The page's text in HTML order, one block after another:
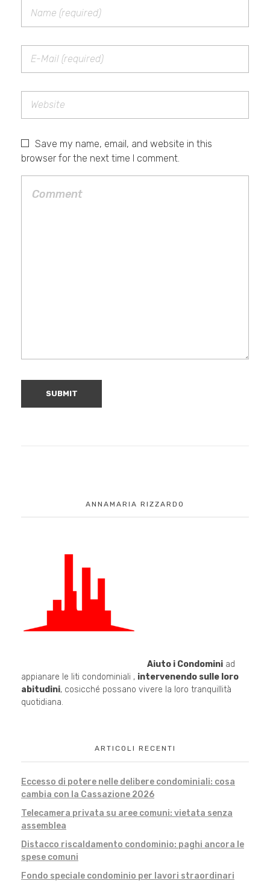
Save my name, email, and website in this
browser for the next time I comment.
ANNAMARIA RIZZARDO
Aiuto i Condominiad
appianare le liti condominiali , intervenendo sulle loro
abitudini, cosicché possano vivere la loro tranquillità
quotidiana.
ARTICOLI RECENTI
Eccesso di potere nelle delibere condominiali: cosa
cambia con la Cassazione 2026
Telecamera privata su aree comuni: vietata senza
assemblea
Distacco riscaldamento condominio: paghi ancora le
spese comuni
Fondo speciale condominio per lavori straordinari